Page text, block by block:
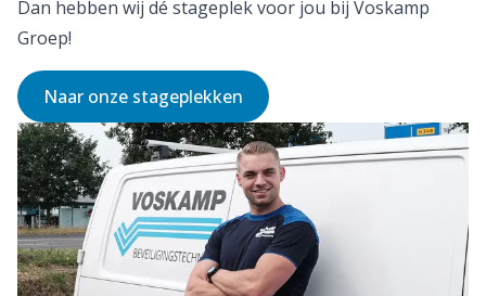
Dan hebben wij dé stageplek voor jou bij Voskamp
Groep!
Naar onze stageplekken